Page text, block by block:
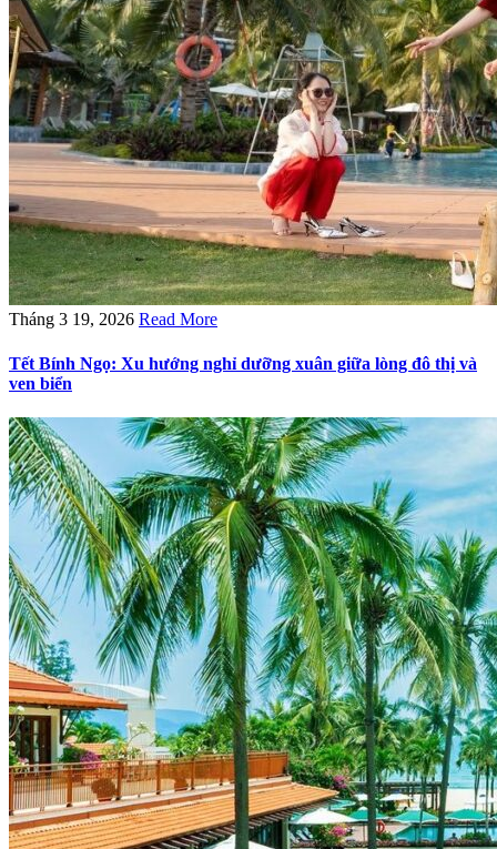
Tháng 3 19, 2026 Read More
Tết Bính Ngọ: Xu hướng nghỉ dưỡng xuân giữa lòng đô thị và
ven biển